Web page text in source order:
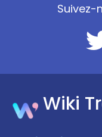
Suivez-
Wiki